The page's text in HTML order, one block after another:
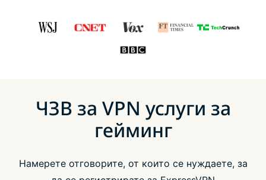
ЧЗВ за VPN услуги за
гейминг
Намерете отговорите, от които се нуждаете, за